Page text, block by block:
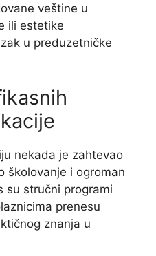
veštine u
ili estetike
u preduzetničke
nekada je zahtevao
školovanje i ogroman
su stručni programi
prenesu
znanja u